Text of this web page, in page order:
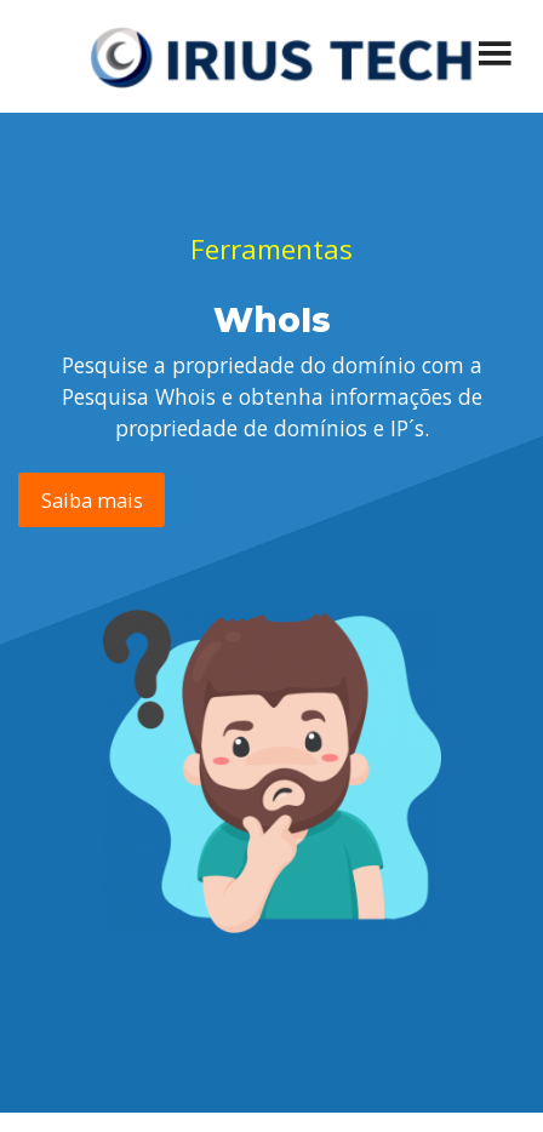
IRIUS Tech
Mobile, VoIP, Virtualização, Hospedagem de Sites
conteúdo
Ferramentas
WhoIs
Pesquise a propriedade do domínio com a
Pesquisa Whois e obtenha informações de
propriedade de domínios e IP´s.
Saiba mais